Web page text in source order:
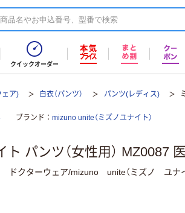
クイックオーダー
ェア) 白衣（パンツ） パンツ(レディス)
ブランド mizuno unite（ミズノユナイト）
ト パンツ（女性用） MZ0087
ドクターウェア/mizuno unite（ミズノ ユナ